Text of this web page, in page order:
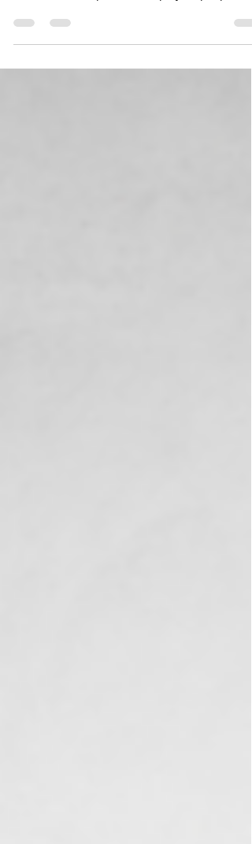
la réussite tant pour les employés que pour...